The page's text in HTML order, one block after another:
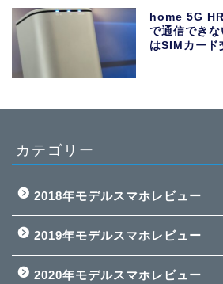
home 5G
で通信でき
はSIMカード
カテゴリー
2018年モデルスマホレビュー
2019年モデルスマホレビュー
2020年モデルスマホレビュー